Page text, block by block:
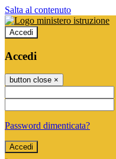
Salta al contenuto
Accedi
Accedi
button close ×
Password dimenticata?